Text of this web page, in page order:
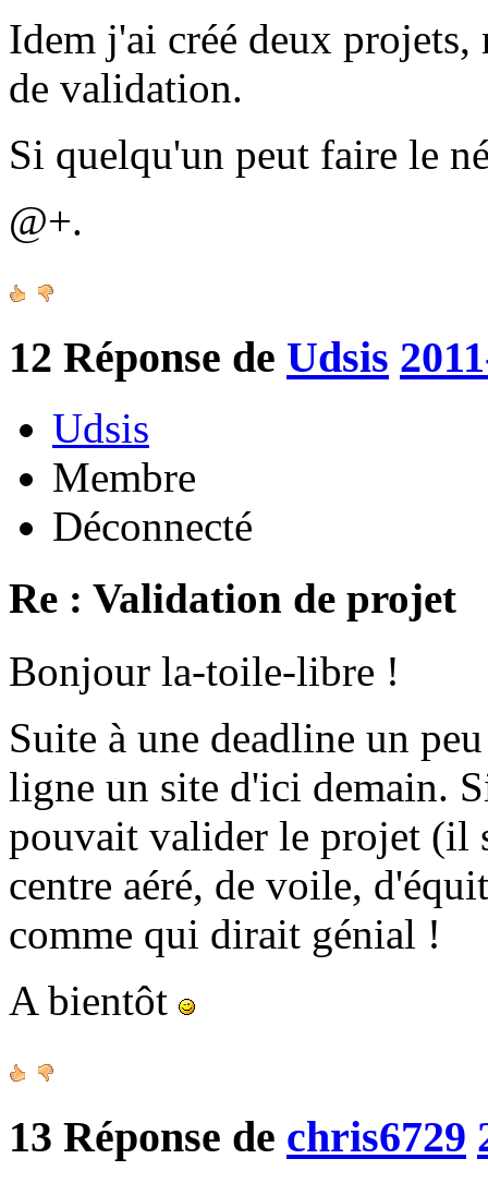
Idem j'ai créé deux
de validation.
Si quelqu'un peut faire le
@+.
12 Réponse de Udsis
Udsis
Membre
Déconnecté
Re : Validation de projet
Bonjour la-toile-libre !
Suite à une deadline un
ligne un site d'ici demain.
pouvait valider le projet (il
centre aéré, de voile,
comme qui dirait génial !
A bientôt
13 Réponse de chris6729